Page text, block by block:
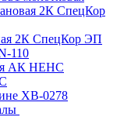
2К СпецКор
2К СпецКор ЭП
110
АК НЕНС
ХВ-0278